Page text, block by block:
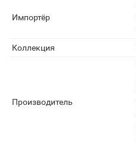
Импортёр
Коллекция
Производитель